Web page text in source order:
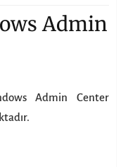
Admin
Admin Center